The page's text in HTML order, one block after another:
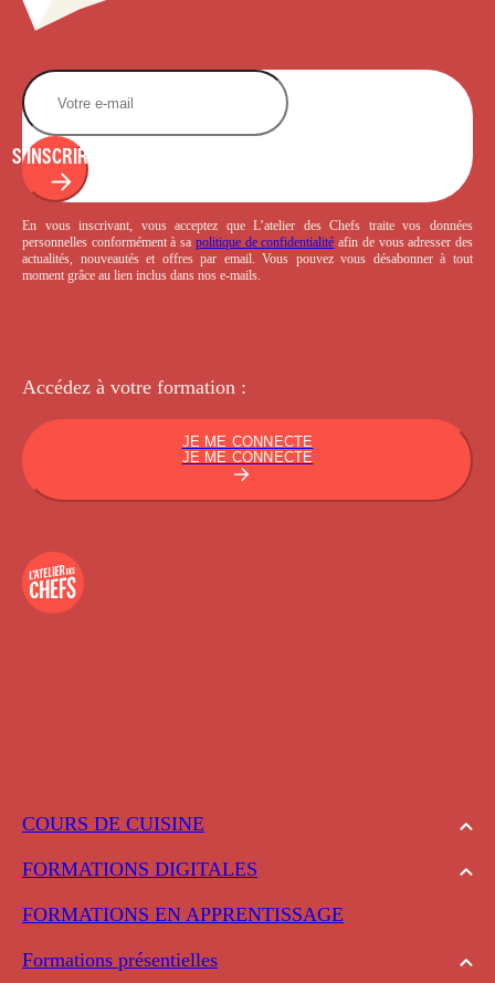
COURS DE CUISINE
FORMATIONS DIGITALES
FORMATIONS EN APPRENTISSAGE
Formations présentielles
S'INSCRIRE
En vous inscrivant, vous acceptez que L’atelier des Chefs traite vos données
personnelles conformément à sa politique de confidentialité afin de vous adresser des
actualités, nouveautés et offres par email. Vous pouvez vous désabonner à tout
moment grâce au lien inclus dans nos e-mails.
Accédez à votre formation :
JE ME CONNECTE
JE ME CONNECTE